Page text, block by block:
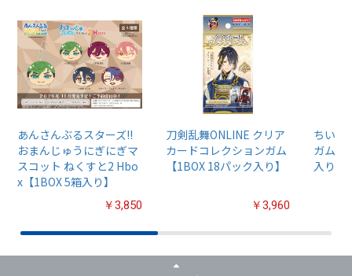
あんさんぶるスターズ!!
おまんじゅうにぎにぎマ
スコット ねくすと2 Hbo
x【1BOX 5箱入り】
￥3,850
刀剣乱舞ONLINE クリア
カードコレクションガム
【1BOX 18パック入り】
￥3,960
ちいか
ガム4
入り】